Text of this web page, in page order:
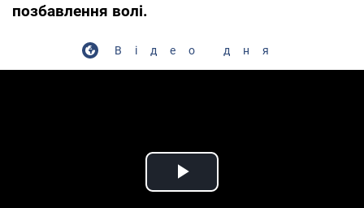
позбавлення волі.
Відео дня
Play Video